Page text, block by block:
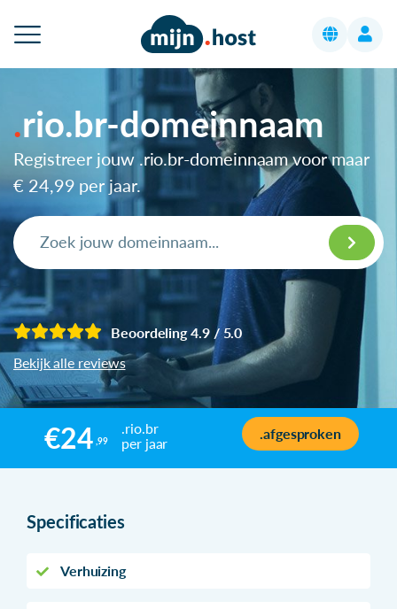
rio.br-domeinnaam
Registreer jouw .rio.br-domeinnaam voor maar
€ 24,99 per jaar.
Beoordeling 4.9 / 5.0
Bekijk alle reviews
€24 ,99
.rio.br
per jaar
.afgesproken
Specificaties
Verhuizing